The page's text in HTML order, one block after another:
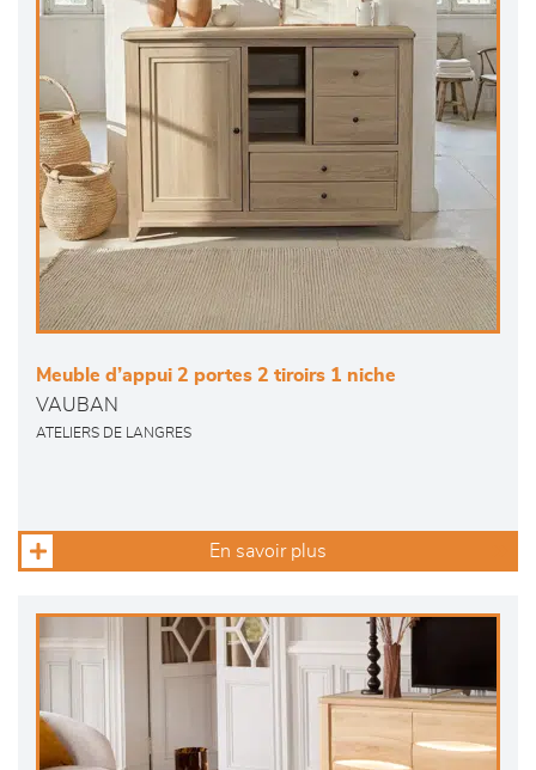
Meuble d’appui 2 portes 2 tiroirs 1 niche
VAUBAN
ATELIERS DE LANGRES
En savoir plus